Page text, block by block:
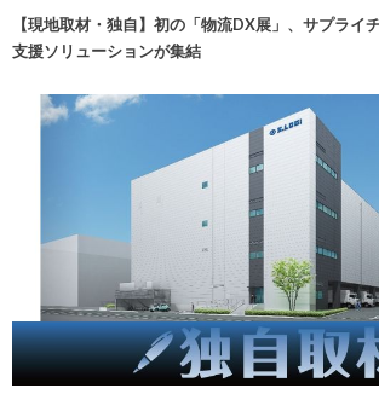
【現地取材・独自】初の「物流DX展」、サプライ
支援ソリューションが集結